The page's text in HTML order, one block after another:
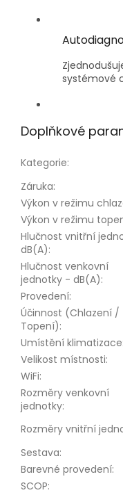
systémové
Doplňkové
Kategorie:
Záruka:
Výkon v režimu
Výkon v režimu
Hlučnost vnitřní
dB(A):
Hlučnost venkovní
jednotky - dB(A):
Provedení:
Účinnost (Chlazení /
Topení):
Umístění klimatizace
Velikost místnosti:
WiFi:
Rozměry venkovní
jednotky:
Rozměry vnitřní
Sestava:
Barevné provedení:
SCOP: